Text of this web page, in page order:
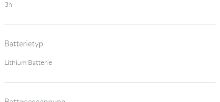
3h
Batterietyp
Lithium Batterie